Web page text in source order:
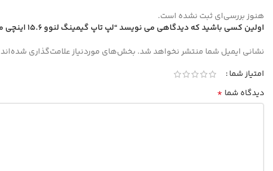
هنوز بررسی‌ای ثبت نشده است.
اولین کسی باشید که دیدگاهی می نویسد “لپ تاپ گیمینگ لنوو 15.6 اینچی مدل LOQ 15IAX9E i5 12450HX 12GB 512GB RTX2050”
نشانی ایمیل شما منتشر نخواهد شد. بخش‌های موردنیاز علامت‌گذاری شده‌اند
امتیاز شما
دیدگاه شما *